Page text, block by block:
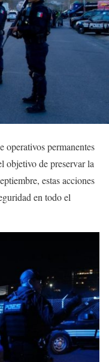
operativos permanentes
objetivo de preservar la
estas acciones
en todo el